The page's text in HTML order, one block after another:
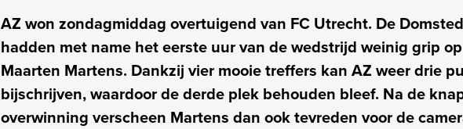
AZ won zondagmiddag overtuigend van FC Utrecht. De
hadden met name het eerste uur van de wedstrijd weinig grip
Maarten Martens. Dankzij vier mooie treffers kan AZ weer drie
bijschrijven, waardoor de derde plek behouden bleef. Na de
overwinning verscheen Martens dan ook tevreden voor de